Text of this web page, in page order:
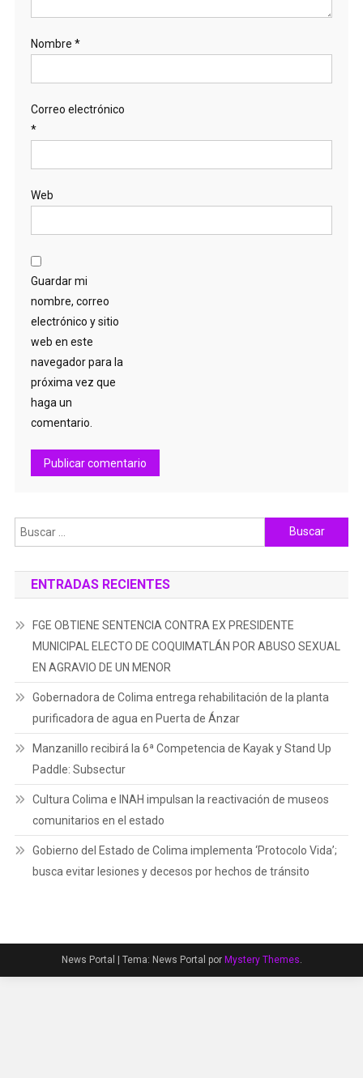
Nombre *
Correo electrónico
*
Web
Guardar mi
nombre, correo
electrónico y sitio
web en este
navegador para la
próxima vez que
haga un
comentario.
Buscar:
ENTRADAS RECIENTES
FGE OBTIENE SENTENCIA CONTRA EX PRESIDENTE
MUNICIPAL ELECTO DE COQUIMATLÁN POR ABUSO SEXUAL
EN AGRAVIO DE UN MENOR
Gobernadora de Colima entrega rehabilitación de la planta
purificadora de agua en Puerta de Ánzar
Manzanillo recibirá la 6ª Competencia de Kayak y Stand Up
Paddle: Subsectur
Cultura Colima e INAH impulsan la reactivación de museos
comunitarios en el estado
Gobierno del Estado de Colima implementa ‘Protocolo Vida’;
busca evitar lesiones y decesos por hechos de tránsito
News Portal | Tema: News Portal por Mystery Themes